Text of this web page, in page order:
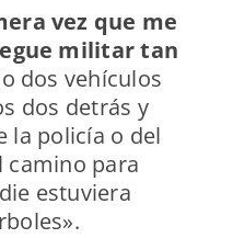
vez que me
militar tan
dos vehículos
dos detrás y
la policía o del
camino para
estuviera